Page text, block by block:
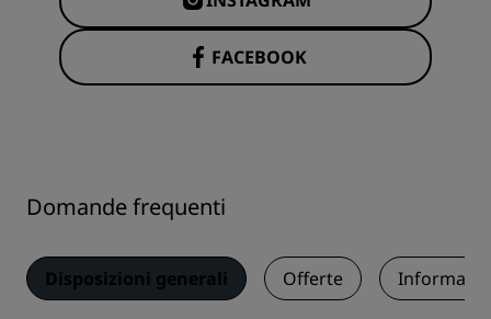
FACEBOOK
Domande frequenti
Disposizioni generali Offerte